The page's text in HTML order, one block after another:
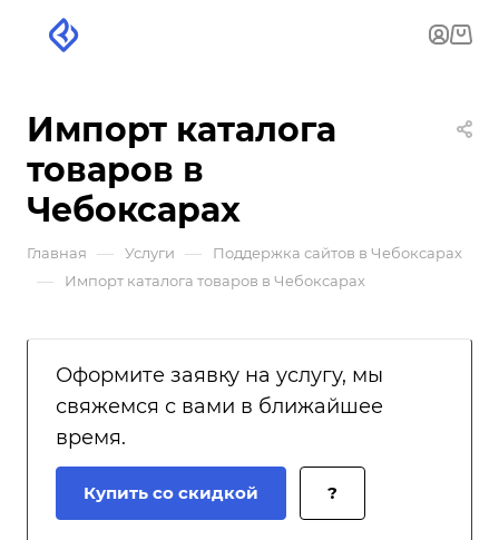
Импорт каталога
товаров в
Чебоксарах
Главная — Услуги — Поддержка сайтов в Чебоксарах
— Импорт каталога товаров в Чебоксарах
Оформите заявку на услугу, мы
свяжемся с вами в ближайшее
время.
Купить со скидкой ?